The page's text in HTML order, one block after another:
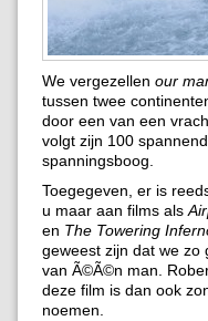
We vergezellen our
tussen twee
door een van een
volgt zijn 100
spanningsboog.
Toegegeven, er is
u maar aan films als
en The Towering
geweest zijn dat we zo
van Ã©Ã©n man.
deze film is dan ook
noemen.